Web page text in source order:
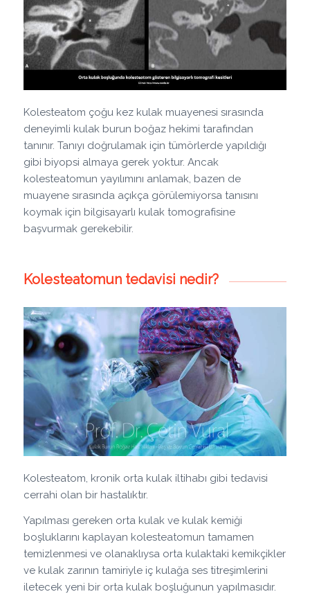
Kolesteatom çoğu kez kulak muayenesi sırasında
deneyimli kulak burun boğaz hekimi tarafından
tanınır. Tanıyı doğrulamak için tümörlerde yapıldığı
gibi biyopsi almaya gerek yoktur. Ancak
kolesteatomun yayılımını anlamak, bazen de
muayene sırasında açıkça görülemiyorsa tanısını
koymak için bilgisayarlı kulak tomografisine
başvurmak gerekebilir.
Kolesteatomun tedavisi nedir?
Kolesteatom, kronik orta kulak iltihabı gibi tedavisi
cerrahi olan bir hastalıktır.
Yapılması gereken orta kulak ve kulak kemiği
boşluklarını kaplayan kolesteatomun tamamen
temizlenmesi ve olanaklıysa orta kulaktaki kemikçikler
ve kulak zarının tamiriyle iç kulağa ses titreşimlerini
iletecek yeni bir orta kulak boşluğunun yapılmasıdır.